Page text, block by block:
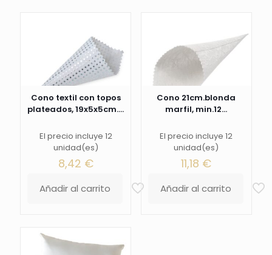
Cono textil con topos
plateados, 19x5x5cm....
El precio incluye 12
unidad(es)
8,42 €
Añadir al carrito
Cono 21cm.blonda
marfil, min.12...
El precio incluye 12
unidad(es)
11,18 €
Añadir al carrito